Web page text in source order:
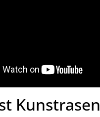
Kunstrasen